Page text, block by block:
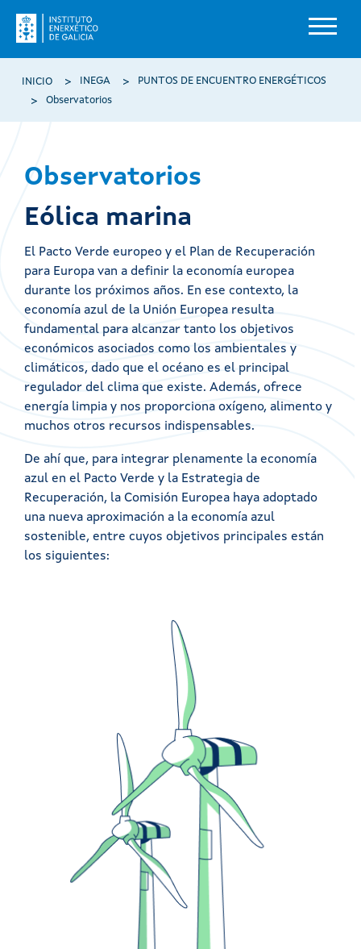
Ruta de navegación
INICIO INEGA
PUNTOS DE ENCUENTRO ENERGÉTICOS
Observatorios
Observatorios
Eólica marina
El Pacto Verde europeo y el Plan de Recuperación
para Europa van a definir la economía europea
durante los próximos años. En ese contexto, la
economía azul de la Unión Europea resulta
fundamental para alcanzar tanto los objetivos
económicos asociados como los ambientales y
climáticos, dado que el océano es el principal
regulador del clima que existe. Además, ofrece
energía limpia y nos proporciona oxígeno, alimento y
muchos otros recursos indispensables.
De ahí que, para integrar plenamente la economía
azul en el Pacto Verde y la Estrategia de
Recuperación, la Comisión Europea haya adoptado
una nueva aproximación a la economía azul
sostenible, entre cuyos objetivos principales están
los siguientes: